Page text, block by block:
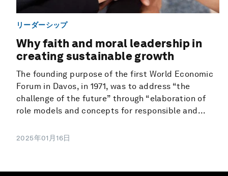
リーダーシップ
Why faith and moral leadership in
creating sustainable growth
The founding purpose of the first World Economic
Forum in Davos, in 1971, was to address “the
challenge of the future” through “elaboration of
role models and concepts for responsible and...
2025年01月16日